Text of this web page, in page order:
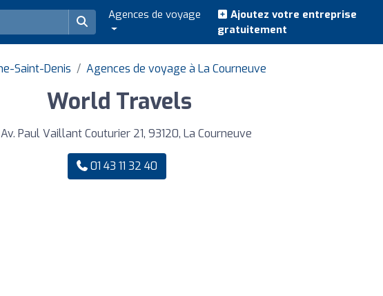
Agences de voyage
Ajoutez votre entreprise
gratuitement
Saint-Denis Agences de voyage à La Courneuve
World Travels
Av. Paul Vaillant Couturier 21, 93120, La Courneuve
01 43 11 32 40